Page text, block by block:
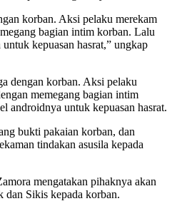
korban. Aksi pelaku merekam
bagian intim korban. Lalu
kepuasan hasrat,” ungkap
dengan korban. Aksi pelaku
memegang bagian intim
androidnya untuk kepuasan hasrat.
bukti pakaian korban, dan
tindakan asusila kepada
mengatakan pihaknya akan
dan Sikis kepada korban.